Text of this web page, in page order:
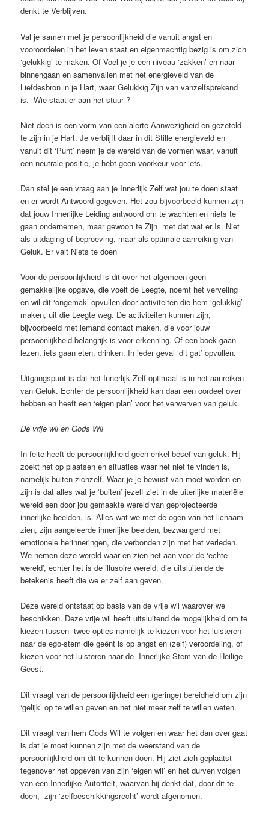
denkt te Verblijven.
Val je samen met je persoonlijkheid die vanuit angst en
vooroordelen in het leven staat en eigenmachtig bezig is om zich
‘gelukkig’ te maken. Of Voel je je een niveau ‘zakken’ en naar
binnengaan en samenvallen met het energieveld van de
Liefdesbron in je Hart, waar Gelukkig Zijn van vanzelfsprekend
is. Wie staat er aan het stuur ?
Niet-doen is een vorm van een alerte Aanwezigheid en gezeteld
te zijn in je Hart. Je verblijft daar in dit Stille energieveld en
vanuit dit ‘Punt’ neem je de wereld van de vormen waar, vanuit
een neutrale positie, je hebt geen voorkeur voor iets.
Dan stel je een vraag aan je Innerlijk Zelf wat jou te doen staat
en er wordt Antwoord gegeven. Het zou bijvoorbeeld kunnen zijn
dat jouw Innerlijke Leiding antwoord om te wachten en niets te
gaan ondernemen, maar gewoon te Zijn met dat wat er Is. Niet
als uitdaging of beproeving, maar als optimale aanreiking van
Geluk. Er valt Niets te doen
Voor de persoonlijkheid is dit over het algemeen geen
gemakkelijke opgave, die voelt de Leegte, noemt het verveling
en wil dit ‘ongemak’ opvullen door activiteiten die hem ‘gelukkig’
maken, uit die Leegte weg. De activiteiten kunnen zijn,
bijvoorbeeld met iemand contact maken, die voor jouw
persoonlijkheid belangrijk is voor erkenning. Of een boek gaan
lezen, iets gaan eten, drinken. In ieder geval ‘dit gat’ opvullen.
Uitgangspunt is dat het Innerlijk Zelf optimaal is in het aanreiken
van Geluk. Echter de persoonlijkheid kan daar een oordeel over
hebben en heeft een ‘eigen plan’ voor het verwerven van geluk.
De vrije wil en Gods Wil
In feite heeft de persoonlijkheid geen enkel besef van geluk. Hij
zoekt het op plaatsen en situaties waar het niet te vinden is,
namelijk buiten zichzelf. Waar je je bewust van moet worden en
zijn is dat alles wat je ‘buiten’ jezelf ziet in de uiterlijke materiële
wereld een door jou gemaakte wereld van geprojecteerde
innerlijke beelden, is. Alles wat we met de ogen van het lichaam
zien, zijn aangeleerde innerlijke beelden, bezwangerd met
emotionele herinneringen, die verbonden zijn met het verleden.
We nemen deze wereld waar en zien het aan voor de ‘echte
wereld’, echter het is de illusoire wereld, die uitsluitende de
betekenis heeft die we er zelf aan geven.
Deze wereld ontstaat op basis van de vrije wil waarover we
beschikken. Deze vrije wil heeft uitsluitend de mogelijkheid om te
kiezen tussen twee opties namelijk te kiezen voor het luisteren
naar de ego-stem die geënt is op angst en (zelf) veroordeling, of
kiezen voor het luisteren naar de Innerlijke Stem van de Heilige
Geest.
Dit vraagt van de persoonlijkheid een (geringe) bereidheid om zijn
‘gelijk’ op te willen geven en het niet meer zelf te willen weten.
Dit vraagt van hem Gods Wil te volgen en waar het dan over gaat
is dat je moet kunnen zijn met de weerstand van de
persoonlijkheid om dit te kunnen doen. Hij ziet zich geplaatst
tegenover het opgeven van zijn ‘eigen wil’ en het durven volgen
van een Innerlijke Autoriteit, waarvan hij denkt dat, door dit te
doen, zijn ‘zelfbeschikkingsrecht’ wordt afgenomen.